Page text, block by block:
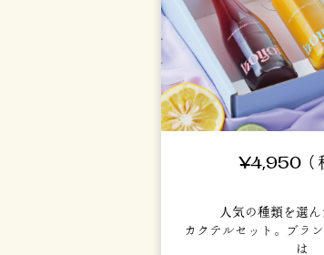
¥4,950（
人気の種類を選
カクテルセット。ブラ
は